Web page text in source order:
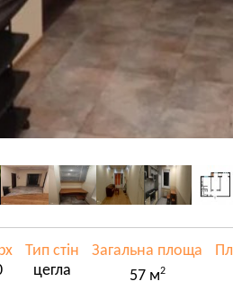
Тип стін
цегла
Загальна площа
57 м2